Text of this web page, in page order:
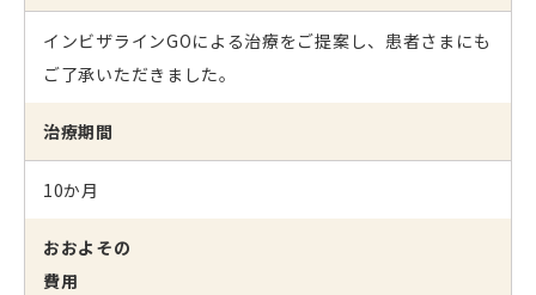
インビザラインGOによる治療をご提案し、患者さまにも
ご了承いただきました。
治療期間
10か月
おおよその
費用